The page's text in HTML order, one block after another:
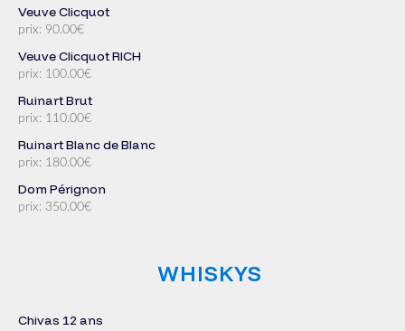
Veuve Clicquot
prix: 90.00€
Veuve Clicquot RICH
prix: 100.00€
Ruinart Brut
prix: 110.00€
Ruinart Blanc de Blanc
prix: 180.00€
Dom Pérignon
prix: 350.00€
WHISKYS
Chivas 12 ans